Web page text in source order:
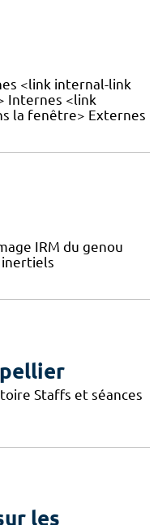
<link internal-link
Internes <link
la fenêtre> Externes
IRM du genou
inertiels
Staffs et séances
les